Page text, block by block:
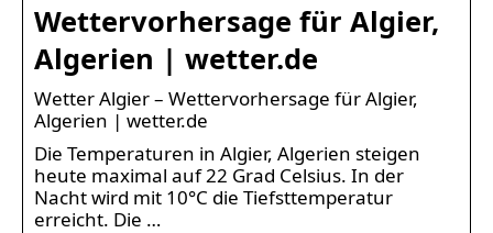
Wettervorhersage für Algier,
Algerien | wetter.de
Wetter Algier – Wettervorhersage für Algier,
Algerien | wetter.de
Die Temperaturen in Algier, Algerien steigen
heute maximal auf 22 Grad Celsius. In der
Nacht wird mit 10°C die Tiefsttemperatur
erreicht. Die …